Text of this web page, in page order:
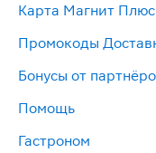
Карта Магнит Плюс
Промокоды
Бонусы от
Помощь
Гастроном